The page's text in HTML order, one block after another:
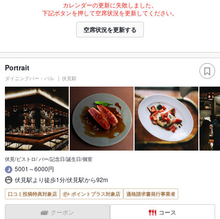
カレンダーの更新に失敗しました。
下記ボタンを押して空席状況を更新してください。
空席状況を更新する
Portrait
ダイニングバー・バル 伏見駅
伏見/ビストロ/ バー/記念日/誕生日/個室
5001～6000円
伏見駅より徒歩1分/伏見駅から92m
口コミ投稿特典対象店 ポイントプラス対象店 適格請求書発行事業者
クーポン コース